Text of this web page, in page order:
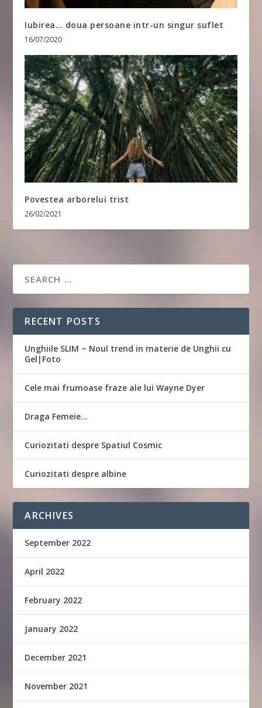
Iubirea… doua persoane intr-un singur suflet
16/07/2020
Povestea arborelui trist
26/02/2021
RECENT POSTS
Unghiile SLIM ~ Noul trend in materie de Unghii cu
Gel|Foto
Cele mai frumoase fraze ale lui Wayne Dyer
Draga Femeie…
Curiozitati despre Spatiul Cosmic
Curiozitati despre albine
ARCHIVES
September 2022
April 2022
February 2022
January 2022
December 2021
November 2021